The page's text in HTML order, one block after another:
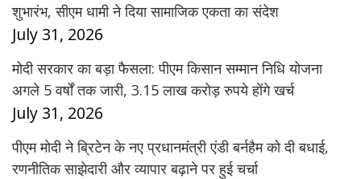
शुभारंभ, सीएम धामी ने दिया सामाजिक एकता का संदेश
July 31, 2026
मोदी सरकार का बड़ा फैसला: पीएम किसान सम्मान निधि योजना
अगले 5 वर्षों तक जारी, 3.15 लाख करोड़ रुपये होंगे खर्च
July 31, 2026
पीएम मोदी ने ब्रिटेन के नए प्रधानमंत्री एंडी बर्नहैम को दी बधाई,
रणनीतिक साझेदारी और व्यापार बढ़ाने पर हुई चर्चा